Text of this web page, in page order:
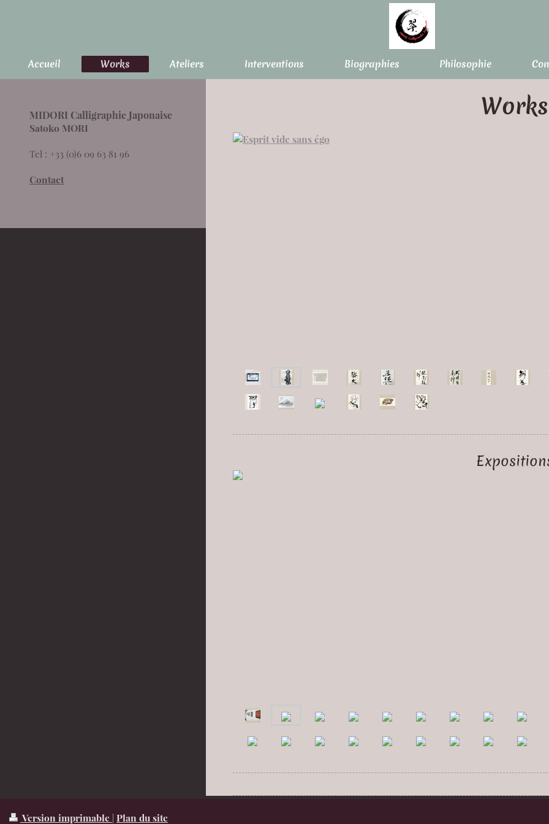
Accueil Works Ateliers Interventions Biographies Philosophie
Works
MIDORI Calligraphie Japonaise
Satoko MORI
Tel : +33 (0)6 09 63 81 96
Contact
Version imprimable | Plan du site